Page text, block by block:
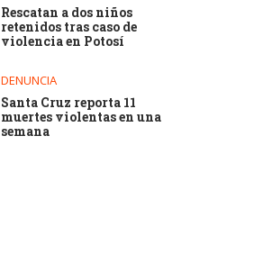
Rescatan a dos niños
retenidos tras caso de
violencia en Potosí
DENUNCIA
Santa Cruz reporta 11
muertes violentas en una
semana